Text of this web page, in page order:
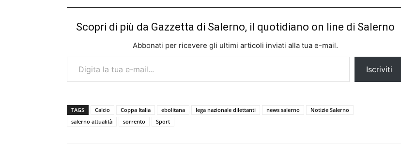
Scopri di più da Gazzetta di Salerno, il quotidiano on line di Salerno
Abbonati per ricevere gli ultimi articoli inviati alla tua e-mail.
Digita la tua e-mail...
Iscriviti
TAGS Calcio Coppa Italia ebolitana lega nazionale dilettanti news salerno
Notizie Salerno
salerno attualità
sorrento Sport